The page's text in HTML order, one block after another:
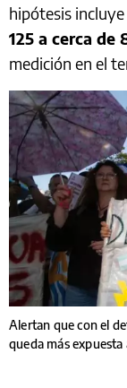
hipótesis
125 a cerca de
medición en el
Alertan que con el
queda más